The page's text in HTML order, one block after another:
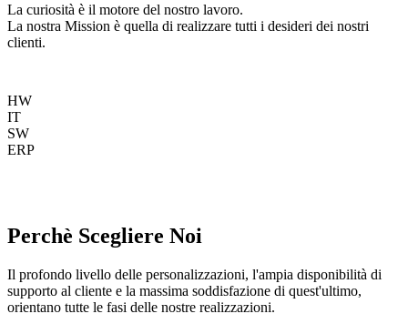
La curiosità è il motore del nostro lavoro.
La nostra Mission è quella di realizzare tutti i desideri dei nostri
clienti.
HW
IT
SW
ERP
Perchè Scegliere Noi
Il profondo livello delle personalizzazioni, l'ampia disponibilità di
supporto al cliente e la massima soddisfazione di quest'ultimo,
orientano tutte le fasi delle nostre realizzazioni.